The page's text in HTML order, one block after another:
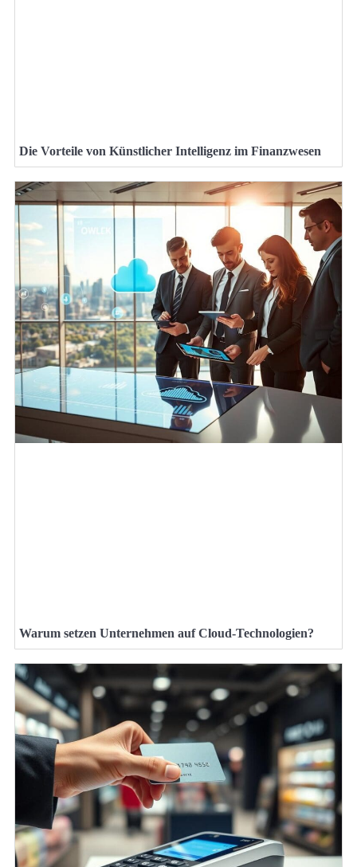
Die Vorteile von Künstlicher Intelligenz im Finanzwesen
Warum setzen Unternehmen auf Cloud-Technologien?